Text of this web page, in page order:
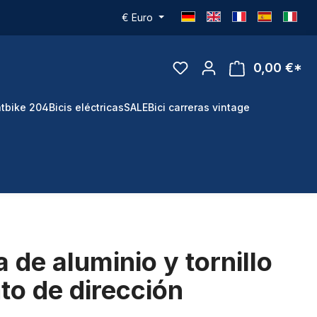
€ Euro
0,00 €*
204Bicis eléctricasSALEBici carreras vintage
de aluminio y tornillo
de dirección